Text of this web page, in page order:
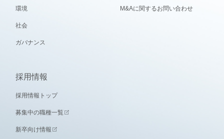
環境
社会
ガバナンス
M&Aに関するお問い合わせ
採用情報
採用情報トップ
募集中の職種一覧
新卒向け情報